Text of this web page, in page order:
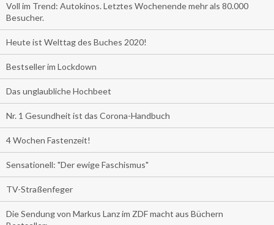
Voll im Trend: Autokinos. Letztes Wochenende mehr als 80.000
Besucher.
Heute ist Welttag des Buches 2020!
Bestseller im Lockdown
Das unglaubliche Hochbeet
Nr. 1 Gesundheit ist das Corona-Handbuch
4 Wochen Fastenzeit!
Sensationell: "Der ewige Faschismus"
TV-Straßenfeger
Die Sendung von Markus Lanz im ZDF macht aus Büchern